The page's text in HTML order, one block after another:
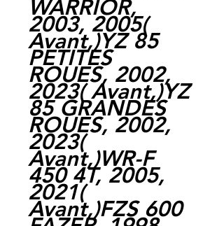
WARRIOR,
2003, 2005(
Avant,)YZ 85
PETITES
ROUES, 2002,
2023( Avant,)YZ
85 GRANDES
ROUES, 2002,
2023(
Avant,)WR-F
450 4T, 2005,
2021(
Avant,)FZS 600